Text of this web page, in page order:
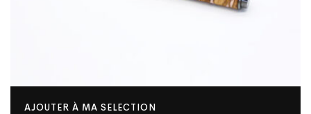
AJOUTER À MA SELECTION